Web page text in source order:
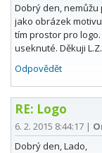
Dobrý den,
jako obrázek
tím prostor pro
useknuté. Děkuji L.Z.
Odpovědět
RE: Logo
6. 2. 2015 8:44:17 |
Dobrý den, Lado,